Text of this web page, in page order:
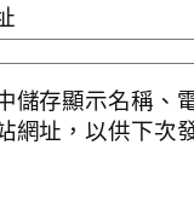
儲存顯示名稱、
網址，以供下次